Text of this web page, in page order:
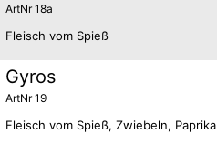
ArtNr 18a
Fleisch vom Spieß
Gyros
ArtNr 19
Fleisch vom Spieß, Zwiebeln, Paprika